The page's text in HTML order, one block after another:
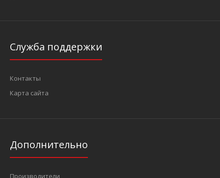
Служба поддержки
Контакты
Карта сайта
Дополнительно
Производители